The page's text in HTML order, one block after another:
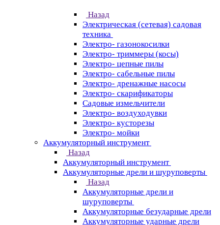
Назад
Электрическая (сетевая) садовая
техника
Электро- газонокосилки
Электро- триммеры (косы)
Электро- цепные пилы
Электро- сабельные пилы
Электро- дренажные насосы
Электро- скарификаторы
Садовые измельчители
Электро- воздуходувки
Электро- кусторезы
Электро- мойки
Аккумуляторный инструмент
Назад
Аккумуляторный инструмент
Аккумуляторные дрели и шуруповерты
Назад
Аккумуляторные дрели и
шуруповерты
Аккумуляторные безударные дрели
Аккумуляторные ударные дрели